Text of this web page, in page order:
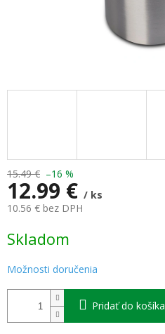
15.49 € –16 %
12.99 € / ks
10.56 € bez DPH
cena:
Skladom
Možnosti doručenia
Pridať do košíka